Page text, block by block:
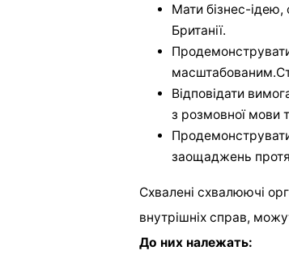
Мати бізнес-
Британії.
Відповідати
з розмовної мови
Продемонструвати
заощаджень
Схвалені схвалюючі
внутрішніх справ,
До них належать: